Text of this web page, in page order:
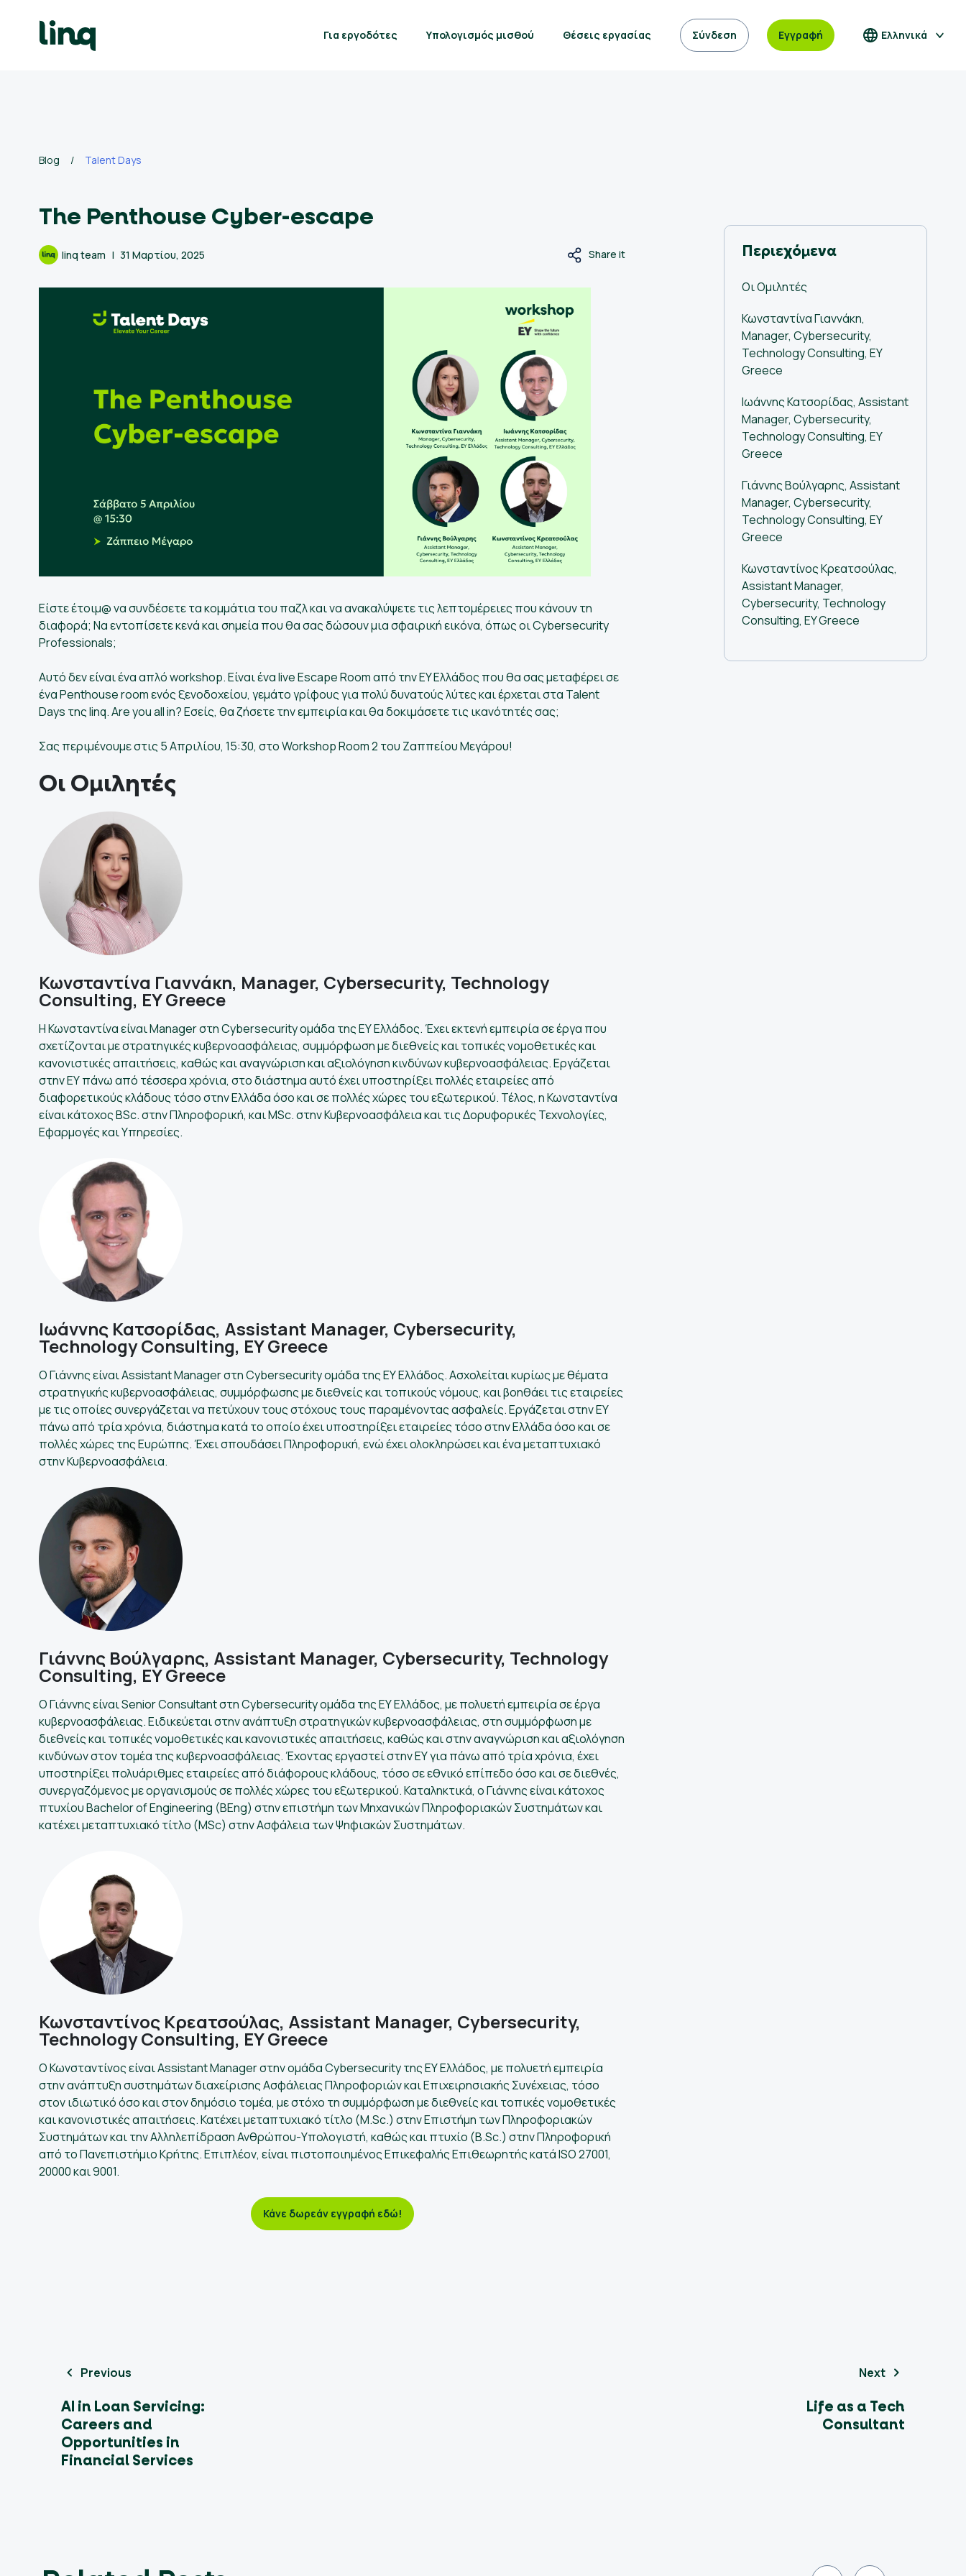
content
Για εργοδότες Υπολογισμός μισθού Θέσεις εργασίας Σύνδεση Εγγραφή Ελληνικά
Blog / Talent Days
The Penthouse Cyber-escape
linq team 31 Μαρτίου, 2025 Share it
Είστε έτοιμ@ να συνδέσετε τα κομμάτια του παζλ και να ανακαλύψετε τις λεπτομέρειες που κάνουν τη
διαφορά; Να εντοπίσετε κενά και σημεία που θα σας δώσουν μια σφαιρική εικόνα, όπως οι Cybersecurity
Professionals;
Αυτό δεν είναι ένα απλό workshop. Είναι ένα live Escape Room από την EY Ελλάδος που θα σας μεταφέρει σε
ένα Penthouse room ενός ξενοδοχείου, γεμάτο γρίφους για πολύ δυνατούς λύτες και έρχεται στα Talent
Days της linq. Are you all in? Εσείς, θα ζήσετε την εμπειρία και θα δοκιμάσετε τις ικανότητές σας;
Σας περιμένουμε στις 5 Απριλίου, 15:30, στo Workshop Room 2 του Ζαππείου Μεγάρου!
Οι Ομιλητές
Κωνσταντίνα Γιαννάκη, Manager, Cybersecurity, Technology
Consulting, EY Greece
Η Κωνσταντίνα είναι Manager στη Cybersecurity ομάδα της ΕΥ Ελλάδος. Έχει εκτενή εμπειρία σε έργα που
σχετίζονται με στρατηγικές κυβερνοασφάλειας, συμμόρφωση με διεθνείς και τοπικές νομοθετικές και
κανονιστικές απαιτήσεις, καθώς και αναγνώριση και αξιολόγηση κινδύνων κυβερνοασφάλειας. Εργάζεται
στην ΕΥ πάνω από τέσσερα χρόνια, στο διάστημα αυτό έχει υποστηρίξει πολλές εταιρείες από
διαφορετικούς κλάδους τόσο στην Ελλάδα όσο και σε πολλές χώρες του εξωτερικού. Τέλος, η Κωνσταντίνα
είναι κάτοχος BSc. στην Πληροφορική, και MSc. στην Κυβερνοασφάλεια και τις Δορυφορικές Τεχνολογίες,
Εφαρμογές και Υπηρεσίες.
Ιωάννης Κατσορίδας, Assistant Manager, Cybersecurity,
Technology Consulting, EY Greece
Ο Γιάννης είναι Assistant Manager στη Cybersecurity ομάδα της ΕΥ Ελλάδος. Ασχολείται κυρίως με θέματα
στρατηγικής κυβερνοασφάλειας, συμμόρφωσης με διεθνείς και τοπικούς νόμους, και βοηθάει τις εταιρείες
με τις οποίες συνεργάζεται να πετύχουν τους στόχους τους παραμένοντας ασφαλείς. Εργάζεται στην ΕΥ
πάνω από τρία χρόνια, διάστημα κατά το οποίο έχει υποστηρίξει εταιρείες τόσο στην Ελλάδα όσο και σε
πολλές χώρες της Ευρώπης. Έχει σπουδάσει Πληροφορική, ενώ έχει ολοκληρώσει και ένα μεταπτυχιακό
στην Κυβερνοασφάλεια.
Γιάννης Βούλγαρης, Assistant Manager, Cybersecurity, Technology
Consulting, EY Greece
Ο Γιάννης είναι Senior Consultant στη Cybersecurity ομάδα της ΕΥ Ελλάδος, με πολυετή εμπειρία σε έργα
κυβερνοασφάλειας. Ειδικεύεται στην ανάπτυξη στρατηγικών κυβερνοασφάλειας, στη συμμόρφωση με
διεθνείς και τοπικές νομοθετικές και κανονιστικές απαιτήσεις, καθώς και στην αναγνώριση και αξιολόγηση
κινδύνων στον τομέα της κυβερνοασφάλειας. Έχοντας εργαστεί στην ΕΥ για πάνω από τρία χρόνια, έχει
υποστηρίξει πολυάριθμες εταιρείες από διάφορους κλάδους, τόσο σε εθνικό επίπεδο όσο και σε διεθνές,
συνεργαζόμενος με οργανισμούς σε πολλές χώρες του εξωτερικού. Καταληκτικά, ο Γιάννης είναι κάτοχος
πτυχίου Bachelor of Engineering (BEng) στην επιστήμη των Μηχανικών Πληροφοριακών Συστημάτων και
κατέχει μεταπτυχιακό τίτλο (MSc) στην Ασφάλεια των Ψηφιακών Συστημάτων.
Κωνσταντίνος Κρεατσούλας, Assistant Manager, Cybersecurity,
Technology Consulting, EY Greece
Ο Κωνσταντίνος είναι Assistant Manager στην ομάδα Cybersecurity της ΕΥ Ελλάδος, με πολυετή εμπειρία
στην ανάπτυξη συστημάτων διαχείρισης Ασφάλειας Πληροφοριών και Επιχειρησιακής Συνέχειας, τόσο
στον ιδιωτικό όσο και στον δημόσιο τομέα, με στόχο τη συμμόρφωση με διεθνείς και τοπικές νομοθετικές
και κανονιστικές απαιτήσεις. Κατέχει μεταπτυχιακό τίτλο (M.Sc.) στην Επιστήμη των Πληροφοριακών
Συστημάτων και την Αλληλεπίδραση Ανθρώπου-Υπολογιστή, καθώς και πτυχίο (B.Sc.) στην Πληροφορική
από το Πανεπιστήμιο Κρήτης. Επιπλέον, είναι πιστοποιημένος Επικεφαλής Επιθεωρητής κατά ISO 27001,
20000 και 9001.
Κάνε δωρεάν εγγραφή εδώ!
Περιεχόμενα
Οι Ομιλητές
Κωνσταντίνα Γιαννάκη,
Manager, Cybersecurity,
Technology Consulting, EY
Greece
Ιωάννης Κατσορίδας, Assistant
Manager, Cybersecurity,
Technology Consulting, EY
Greece
Γιάννης Βούλγαρης, Assistant
Manager, Cybersecurity,
Technology Consulting, EY
Greece
Κωνσταντίνος Κρεατσούλας,
Assistant Manager,
Cybersecurity, Technology
Consulting, EY Greece
Previous
AI in Loan Servicing:
Careers and
Opportunities in
Financial Services
Next
Life as a Tech
Consultant
Ελληνικά